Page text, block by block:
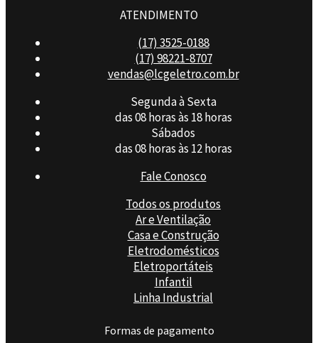
ATENDIMENTO
(17) 3525-0188
(17) 98221-8707
vendas@lcgeletro.com.br
Segunda à Sexta
das 08 horas às 18 horas
Sábados
das 08 horas às 12 horas
Fale Conosco
Todos os produtos
Ar e Ventilação
Casa e Construção
Eletrodomésticos
Eletroportáteis
Infantil
Linha Industrial
Formas de pagamento